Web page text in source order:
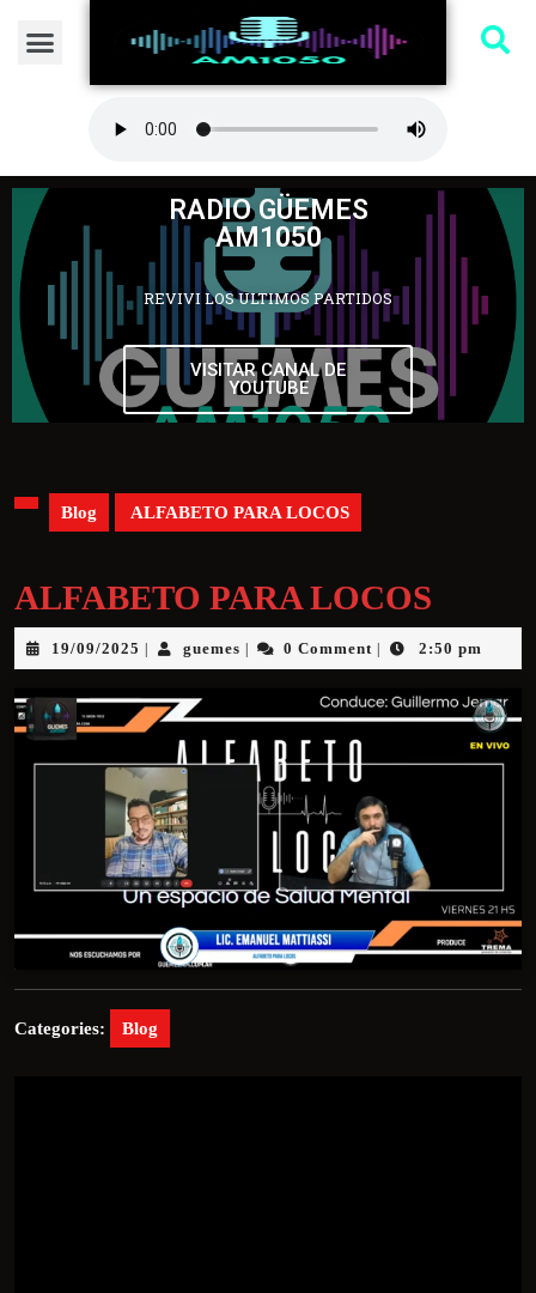
RADIO GÜEMES
AM1050
REVIVI LOS ULTIMOS PARTIDOS
VISITAR CANAL DE
YOUTUBE
Blog ALFABETO PARA LOCOS
ALFABETO PARA LOCOS
19/09/2025 guemes 0 Comment 2:50 pm
Categories: Blog